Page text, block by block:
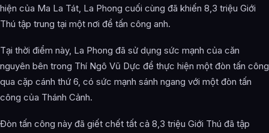
hiện của Ma La Tát, La Phong cuối cùng đã khiến 8,3 triệu Giới
Thú tập trung tại một nơi để tấn công anh.
Tại thời điểm này, La Phong đã sử dụng sức mạnh của căn
nguyên bên trong Thí Ngô Vũ Dực để thực hiện một đòn tấn công
qua cặp cánh thứ 6, có sức mạnh sánh ngang với một đòn tấn
công của Thánh Cảnh.
Đòn tấn công này đã giết chết tất cả 8,3 triệu Giới Thú đã tập